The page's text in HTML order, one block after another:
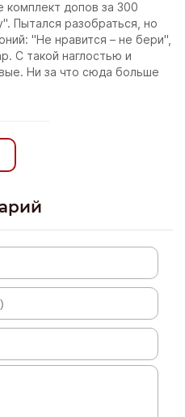
комплект допов за 300
Пытался разобраться, но
"Не нравится – не бери",
С такой наглостью и
Ни за что сюда больше